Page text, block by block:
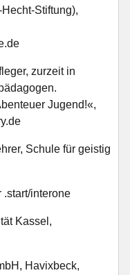
Stiftung),
zurzeit in
Jugend!«,
Schule für geistig
.start/interone
Kassel,
Havixbeck,